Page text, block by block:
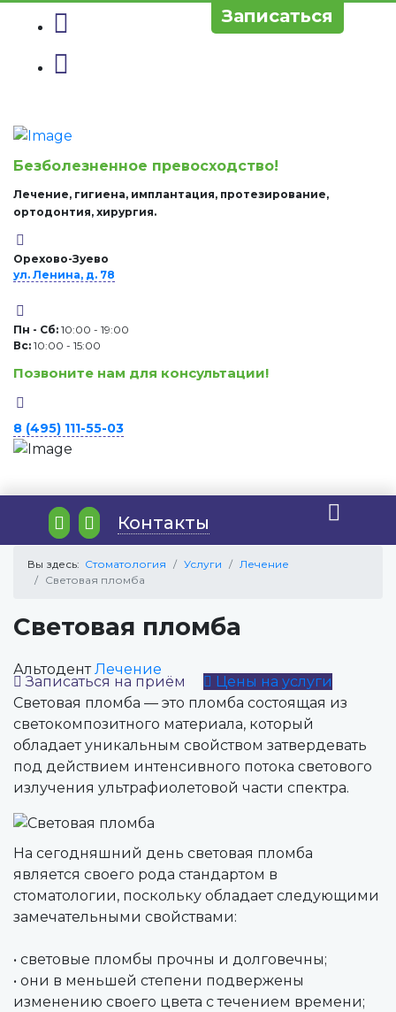
Записаться
Безболезненное превосходство!
Лечение, гигиена, имплантация, протезирование,
ортодонтия, хирургия.
Орехово-Зуево
ул. Ленина, д. 78
Пн - Сб: 10:00 - 19:00
Вc: 10:00 - 15:00
Позвоните нам для консультации!
8 (495) 111-55-03
Контакты
Вы здесь: Стоматология Услуги
Лечение
Световая пломба
Световая пломба
Альтодент Лечение
Записаться на приём
Цены на услуги
Световая пломба — это пломба состоящая из
светокомпозитного материала, который
обладает уникальным свойством затвердевать
под действием интенсивного потока светового
излучения ультрафиолетовой части спектра.
На сегодняшний день световая пломба
является своего рода стандартом в
стоматологии, поскольку обладает следующими
замечательными свойствами:
• световые пломбы прочны и долговечны;
• они в меньшей степени подвержены
изменению своего цвета с течением времени;